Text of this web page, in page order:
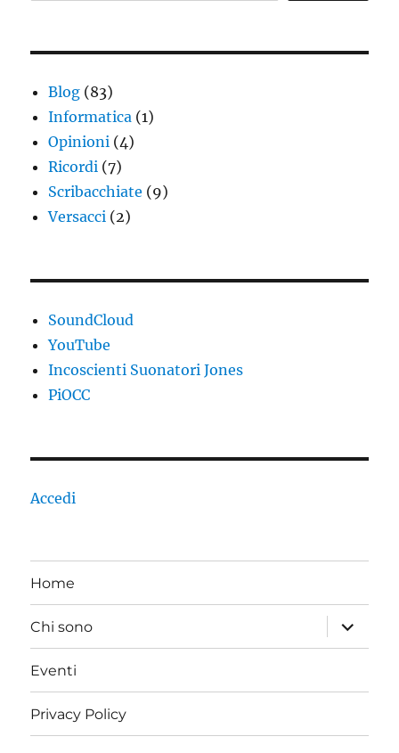
Blog (83)
Informatica (1)
Opinioni (4)
Ricordi (7)
Scribacchiate (9)
Versacci (2)
SoundCloud
YouTube
Incoscienti Suonatori Jones
PiOCC
Accedi
Home
Chi sono
apri
i
menu
Eventi
Privacy Policy